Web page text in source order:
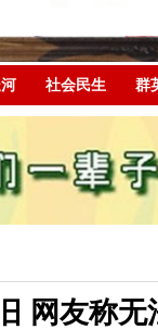
社会民生 群
网友称